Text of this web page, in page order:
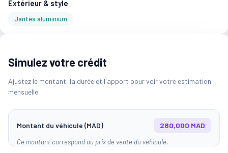
Extérieur & style
Jantes aluminium
Simulez votre crédit
Ajustez le montant, la durée et l'apport pour voir votre estimation
mensuelle.
Montant du véhicule (MAD) 280,000 MAD
Ce montant correspond au prix de vente du véhicule.